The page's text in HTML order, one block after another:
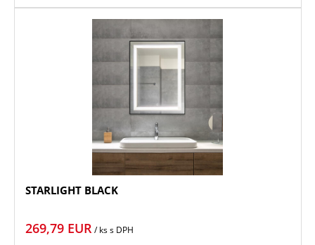
STARLIGHT BLACK
269,79 EUR/ kss DPH